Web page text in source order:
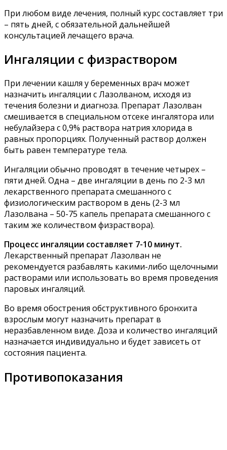
При любом виде лечения, полный курс составляет три
– пять дней, с обязательной дальнейшей
консультацией лечащего врача.
Ингаляции с физраствором
При лечении кашля у беременных врач может
назначить ингаляции с Лазолваном, исходя из
течения болезни и диагноза. Препарат Лазолван
смешивается в специальном отсеке ингалятора или
небулайзера с 0,9% раствора натрия хлорида в
равных пропорциях. Полученный раствор должен
быть равен температуре тела.
Ингаляции обычно проводят в течение четырех –
пяти дней. Одна – две ингаляции в день по 2-3 мл
лекарственного препарата смешанного с
физиологическим раствором в день (2-3 мл
Лазолвана – 50-75 капель препарата смешанного с
таким же количеством физраствора).
Процесс ингаляции составляет 7-10 минут.
Лекарственный препарат Лазолван не
рекомендуется разбавлять какими-либо щелочными
растворами или использовать во время проведения
паровых ингаляций.
Во время обострения обструктивного бронхита
взрослым могут назначить препарат в
неразбавленном виде. Доза и количество ингаляций
назначается индивидуально и будет зависеть от
состояния пациента.
Противопоказания